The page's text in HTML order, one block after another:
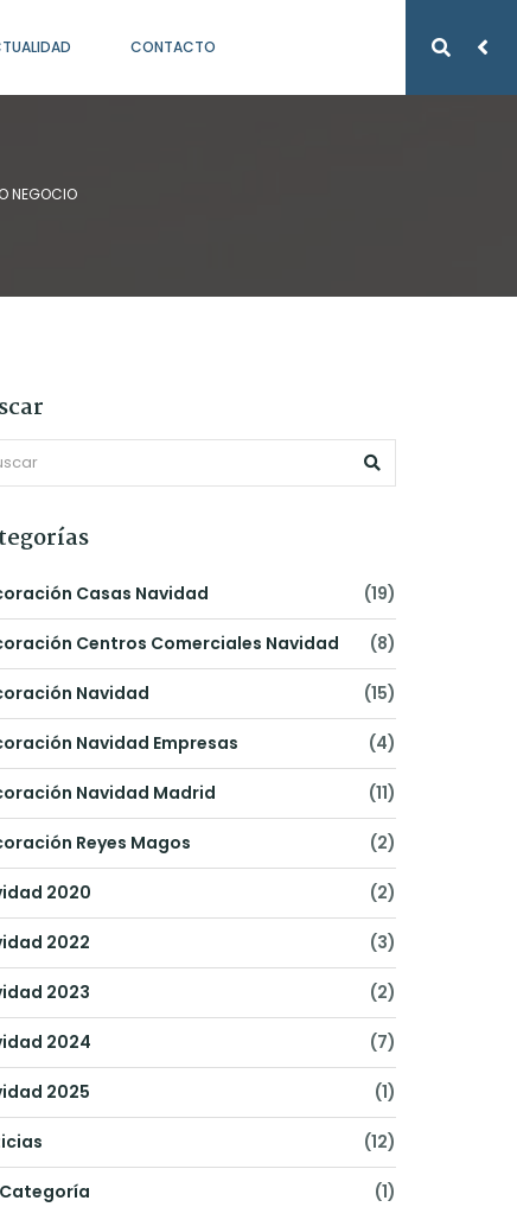
CONTACTO
NEGOCIO
Casas Navidad (19)
Centros Comerciales Navidad (8)
Navidad (15)
Navidad Empresas (4)
Navidad Madrid (11)
Reyes Magos (2)
2020 (2)
2022 (3)
2023 (2)
2024 (7)
2025 (1)
(12)
(1)